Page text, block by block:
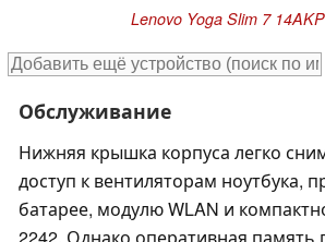
Lenovo Yoga Slim 7
Обслуживание
Нижняя крышка корпуса легко
доступ к вентиляторам ноутбука,
батарее, модулю WLAN и